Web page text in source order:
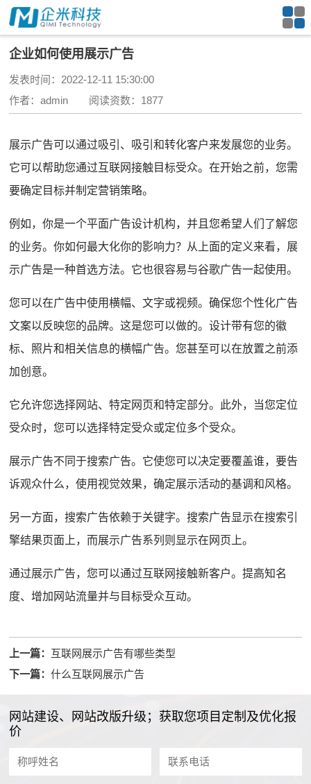
企业如何使用展示广告
发表时间：2022-12-11 15:30:00
作者：admin 阅读资数：1877
展示广告可以通过吸引、吸引和转化客户来发展您的业务。
它可以帮助您通过互联网接触目标受众。在开始之前，您需
要确定目标并制定营销策略。
例如，你是一个平面广告设计机构，并且您希望人们了解您
的业务。你如何最大化你的影响力？ 从上面的定义来看，展
示广告是一种首选方法。 它也很容易与谷歌广告一起使用。
您可以在广告中使用横幅、文字或视频。确保您个性化广告
文案以反映您的品牌。这是您可以做的。设计带有您的徽
标、照片和相关信息的横幅广告。您甚至可以在放置之前添
加创意。
它允许您选择网站、特定网页和特定部分。 此外，当您定位
受众时，您可以选择特定受众或定位多个受众。
展示广告不同于搜索广告。 它使您可以决定要覆盖谁，要告
诉观众什么，使用视觉效果，确定展示活动的基调和风格。
另一方面，搜索广告依赖于关键字。搜索广告显示在搜索引
擎结果页面上，而展示广告系列则显示在网页上。
通过展示广告，您可以通过互联网接触新客户。提高知名
度、增加网站流量并与目标受众互动。
上一篇： 互联网展示广告有哪些类型
下一篇：什么互联网展示广告
网站建设、网站改版升级；获取您项目定制及优化报
价